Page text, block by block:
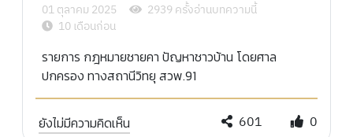
01 ตุลาคม 2025
2939 ครั้งอ่านบทความนี้
10 เดือนก่อน
รายการ กฎหมายชายคา ปัญหาชาวบ้าน โดยศาล
ปกครอง ทางสถานีวิทยุ สวพ.91
ยังไม่มีความคิดเห็น 601 0